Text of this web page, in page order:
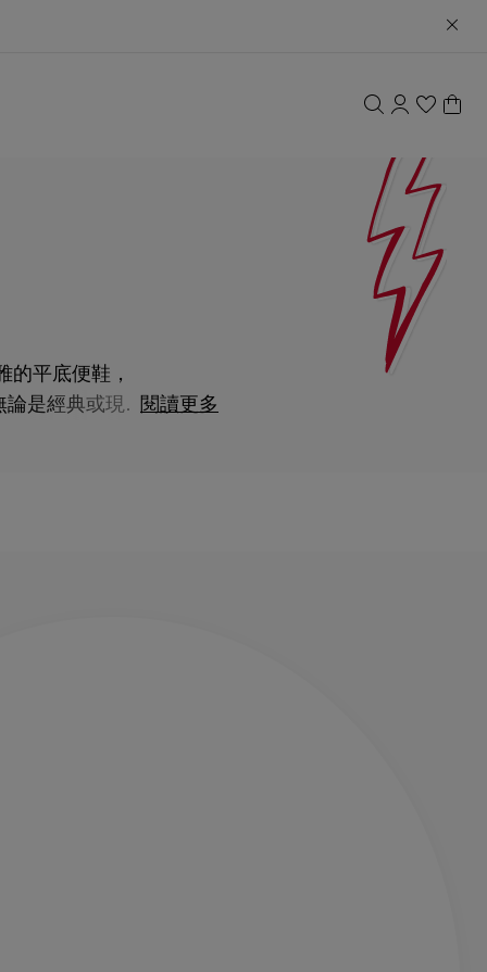
平底便鞋，
論是經典或現代閱讀更多